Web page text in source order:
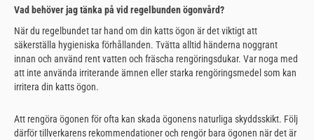
Vad behöver jag tänka på vid regelbunden ögonvård?
När du regelbundet tar hand om din katts ögon är det viktigt att
säkerställa hygieniska förhållanden. Tvätta alltid händerna noggrant
innan och använd rent vatten och fräscha rengöringsdukar. Var noga med
att inte använda irriterande ämnen eller starka rengöringsmedel som kan
irritera din katts ögon.
Att rengöra ögonen för ofta kan skada ögonens naturliga skyddsskikt. Följ
därför tillverkarens rekommendationer och rengör bara ögonen när det är